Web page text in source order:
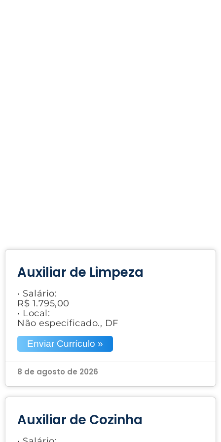
Auxiliar de Limpeza
• Salário:
R$ 1.795,00
• Local:
Não especificado., DF
Enviar Currículo »
8 de agosto de 2026
Auxiliar de Cozinha